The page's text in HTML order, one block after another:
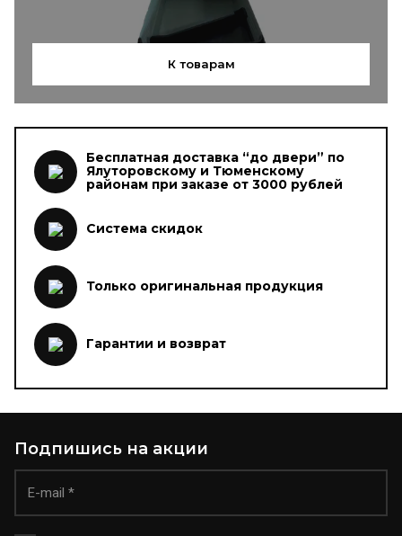
К товарам
Бесплатная доставка “до двери” по
Ялуторовскому и Тюменскому
районам при заказе от 3000 рублей
Система скидок
Только оригинальная продукция
Гарантии и возврат
Подпишись на акции